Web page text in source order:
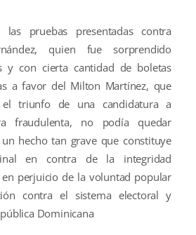
las pruebas presentadas contra
quien fue sorprendido
y con cierta cantidad de boletas
a favor del Milton Martínez, que
el triunfo de una candidatura a
fraudulenta, no podía quedar
hecho tan grave que constituye
en contra de la integridad
perjuicio de la voluntad popular
contra el sistema electoral y
Dominicana